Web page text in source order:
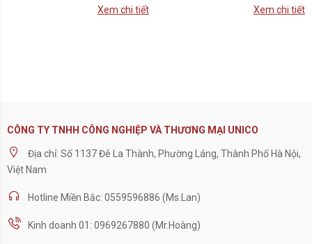
Xem chi tiết
Xem chi tiết
CÔNG TY TNHH CÔNG NGHIỆP VÀ THƯƠNG MẠI UNICO
Địa chỉ: Số 1137 Đê La Thành, Phường Láng, Thành Phố Hà Nội,
Việt Nam
Hotline Miền Bắc: 0559596886 (Ms.Lan)
Kinh doanh 01: 0969267880 (Mr.Hoàng)